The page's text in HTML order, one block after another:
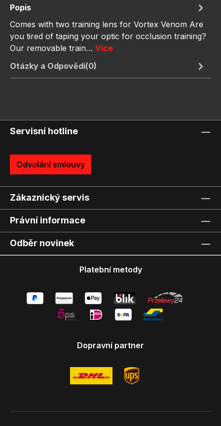
Popis
Comes with two training lens for Vortex Venom Are
you tired of taping your optic for occlusion training?
Our removable train… Více
Otázky a Odpovědi(0)
Servisní hotline
Odvolání smlouvy
Zákaznický servis
Právní informace
Odběr novinek
Platební metody
Dopravní partner